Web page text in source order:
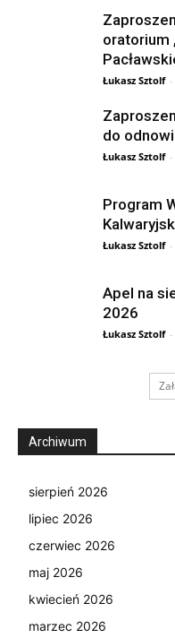
oratorium
Łukasz Sztolf -
do
Łukasz Sztolf -
Program
Łukasz Sztolf -
Apel na
2026
Łukasz Sztolf -
Archiwum
sierpień 2026
lipiec 2026
czerwiec 2026
maj 2026
kwiecień 2026
marzec 2026